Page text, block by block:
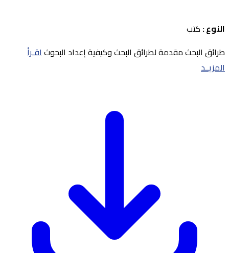
النوع : كتب
طرائق البحث مقدمة لطرائق البحث وكيفية إعداد البحوثاقـرأ
المزيــد